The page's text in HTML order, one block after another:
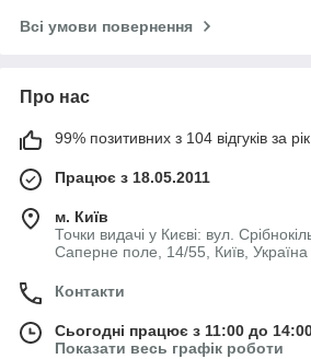
Всі умови повернення
Про нас
99% позитивних з 104 відгуків за рік
Працює з 18.05.2011
м. Київ
Точки видачі у Києві: вул.
Саперне поле, 14/55, Київ, Україна
Контакти
Сьогодні працює з 11:00 до
Показати весь графік роботи